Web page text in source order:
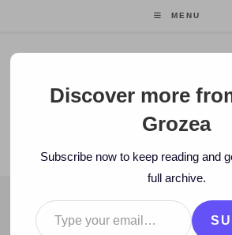
MENU
Florin
ENTREPRENEUR. FOUNDER/
BLOG
Discover more
Grozea
Subscribe now to keep reading and
full archive.
Type your email…